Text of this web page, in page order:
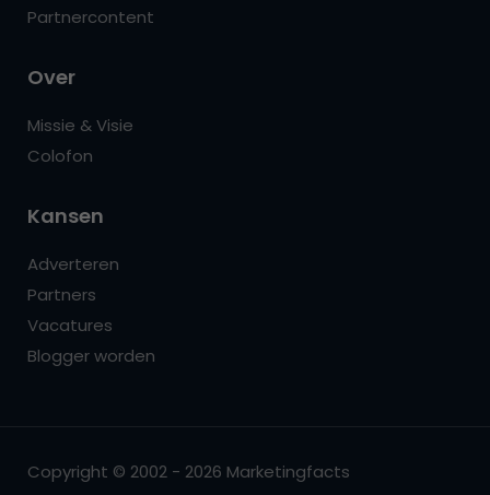
Partnercontent
Over
Missie & Visie
Colofon
Kansen
Adverteren
Partners
Vacatures
Blogger worden
Copyright © 2002 - 2026 Marketingfacts